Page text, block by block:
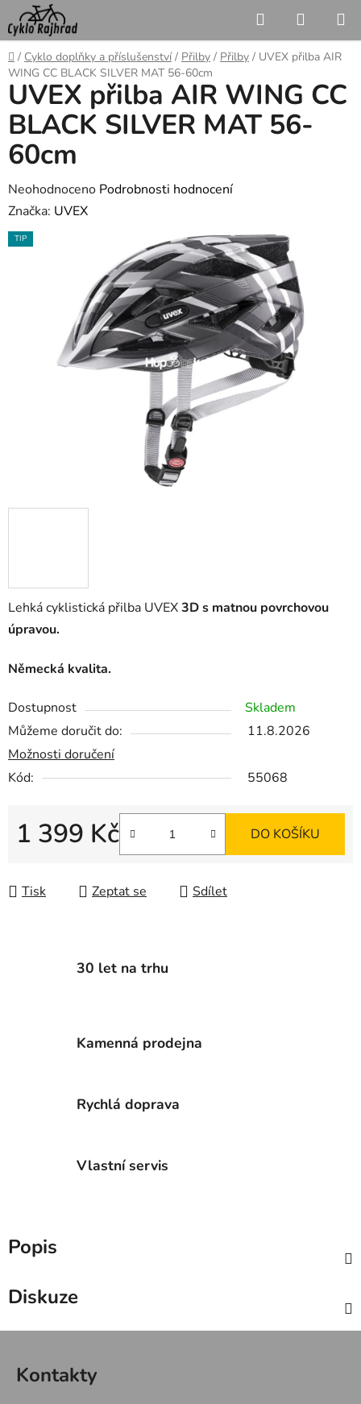
Přejít
na
obsah
Hledat
KOŠÍK
Domů
/ Cyklo doplňky a příslušenství / Přilby / Přilby / UVEX přilba AIR
WING CC BLACK SILVER MAT 56-60cm
Lehká cyklistická přilba UVEX3Ds matnou povrchovou
úpravou.
Německá kvalita.
Dostupnost
Skladem
Můžeme doručit do:
11.8.2026
Možnosti doručení
Kód:
55068
1 399 Kč DO KOŠÍKU
Tisk Zeptat se Sdílet
UVEX přilba AIR WING CC
BLACK SILVER MAT 56-
60cm
Průměrné
hodnocení
produktu
hvězdiček.
Neohodnoceno Podrobnosti hodnocení
Značka: UVEX
TIP
30 let na trhu
Kamenná prodejna
Rychlá doprava
Vlastní servis
Popis
Diskuze
Kontakty